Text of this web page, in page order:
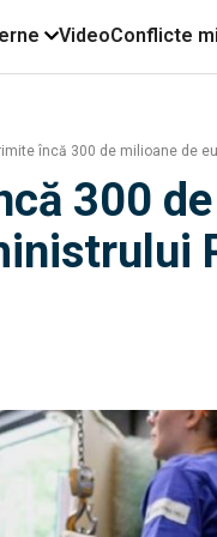
VideoConflicte
încă 300 de milioane de
300